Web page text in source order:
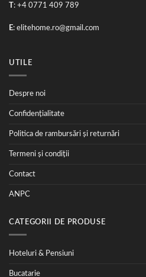
T: +4 0771 409 789
E: elitehome.ro@gmail.com
UTILE
Despre noi
Confidențialitate
Politica de rambursări și returnări
Termeni și condiții
Contact
ANPC
CATEGORII DE PRODUSE
Hoteluri & Pensiuni
Bucatarie